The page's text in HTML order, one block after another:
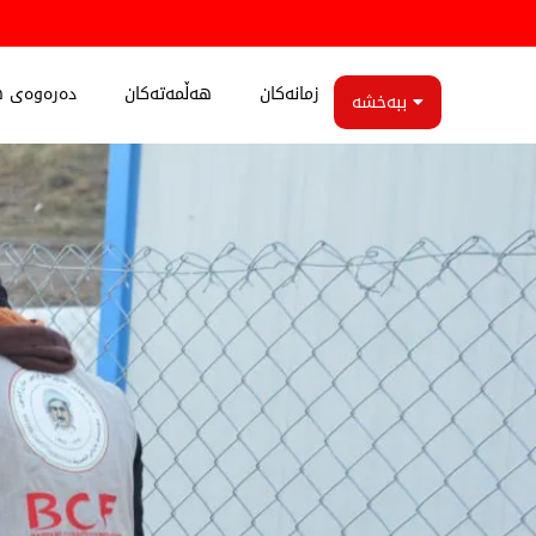
دەرەوەی هەڵمەتەکان زمانەکان ببەخشە